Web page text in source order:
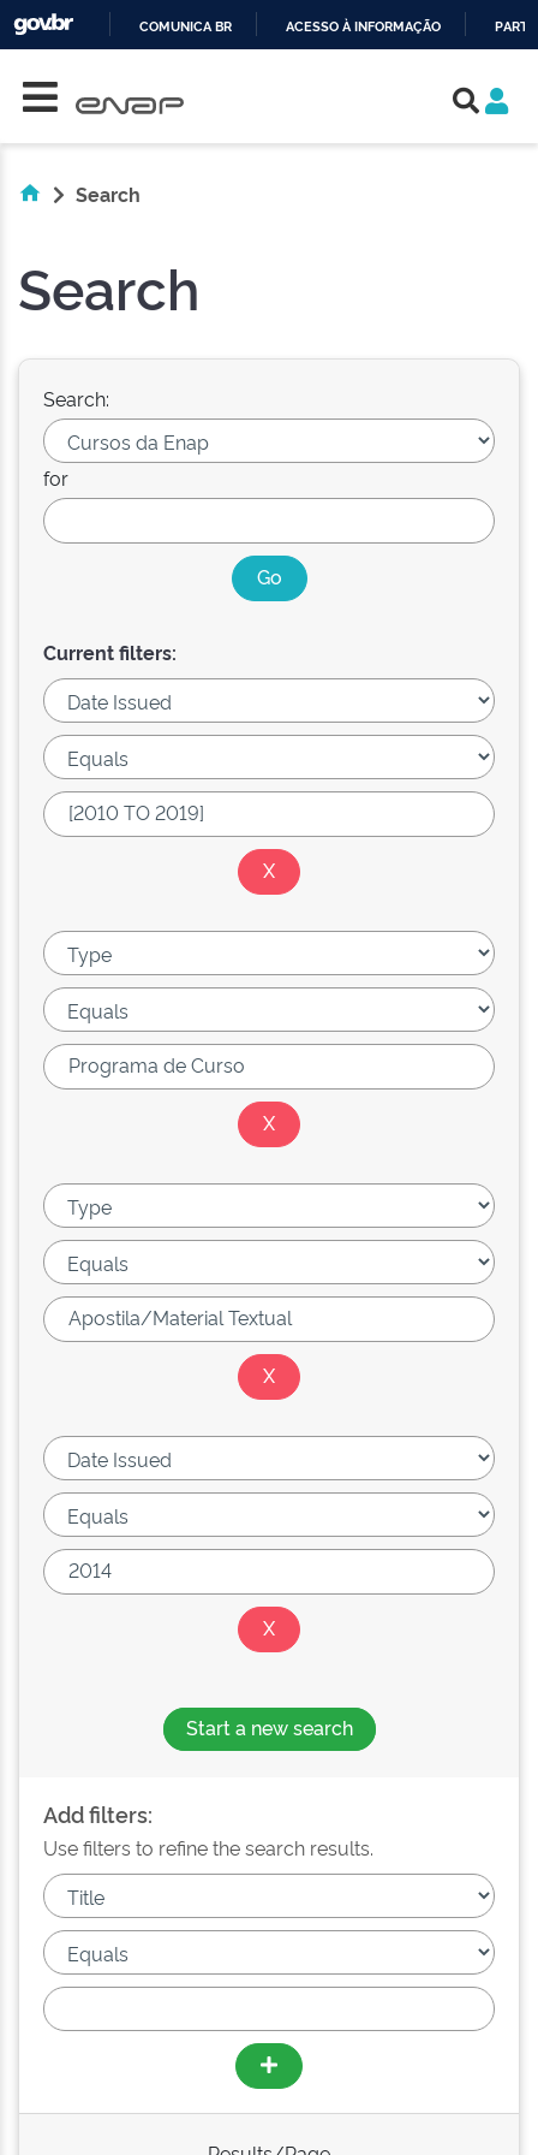
COMUNICA BR ACESSO À INFORMAÇÃO
Search
Search
Search:
for
Current filters:
Start a new search
Add filters:
Use filters to refine the search results.